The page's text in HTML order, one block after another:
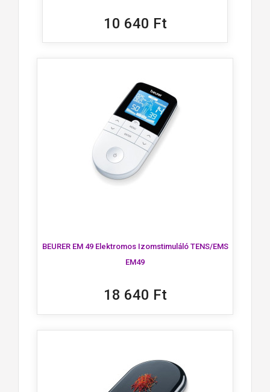
10 640 Ft
BEURER EM 49 Elektromos Izomstimuláló TENS/EMS
EM49
18 640 Ft